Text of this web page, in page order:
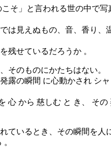
こそ」と言われる世の中で写
は見えぬもの、音、香り、
残せているだろうか 。
そのものにかたちはない。
露の瞬間 に心動かされ シ
心 から 慈しむ と き、 その
ているとき、その瞬間を人